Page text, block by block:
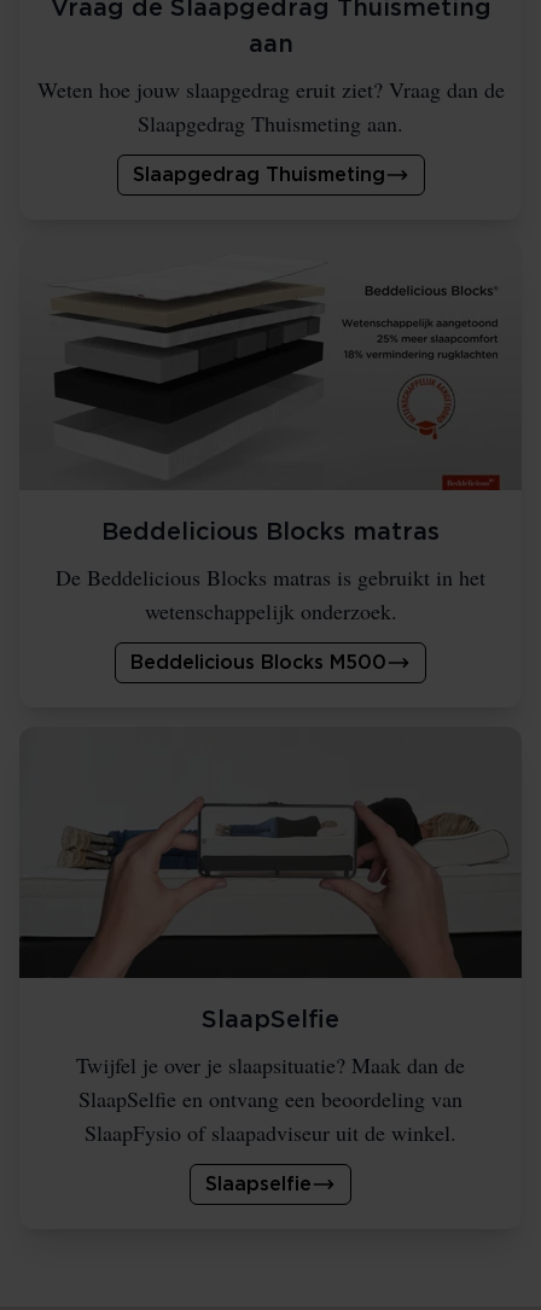
Vraag de Slaapgedrag Thuismeting
aan
Weten hoe jouw slaapgedrag eruit ziet? Vraag dan de
Slaapgedrag Thuismeting aan.
Slaapgedrag Thuismeting
Beddelicious Blocks matras
De Beddelicious Blocks matras is gebruikt in het
wetenschappelijk onderzoek.
Beddelicious Blocks M500
SlaapSelfie
Twijfel je over je slaapsituatie? Maak dan de
SlaapSelfie en ontvang een beoordeling van
SlaapFysio of slaapadviseur uit de winkel.
Slaapselfie